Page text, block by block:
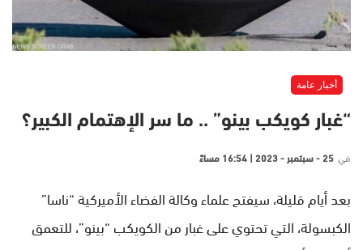
أخبار عامة
“غبار كويكب بينو” .. ما سر الإهتمام الكبير؟
في 25 - سبتمبر - 2023 | 16:54 مساءً
بعد أيام قليلة، سيفتح علماء وكالة الفضاء الأميركية “ناسا”
الكبسولة، التي تحتوي على غبار من الكويكب “بينو”، للتعمق